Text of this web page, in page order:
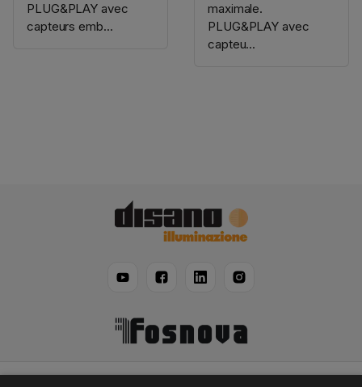
PLUG&PLAY avec
capteurs emb...
maximale.
PLUG&PLAY avec
capteu...